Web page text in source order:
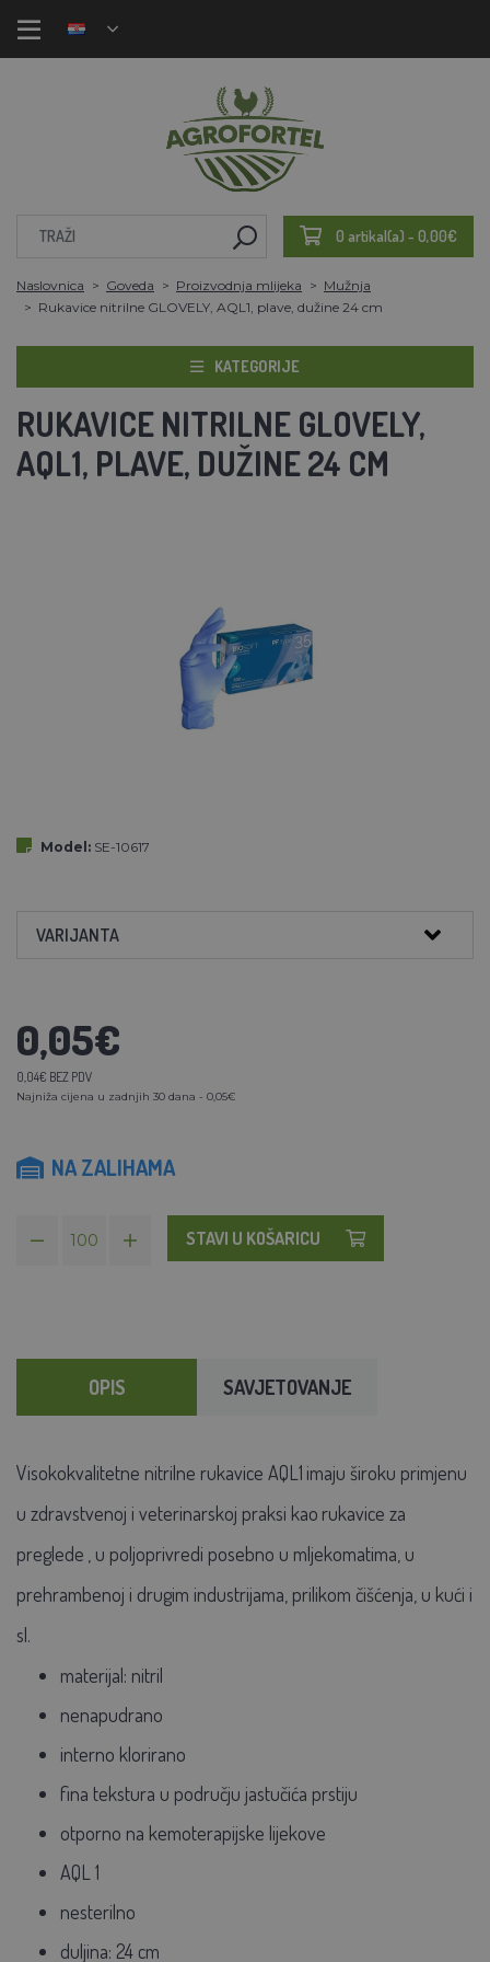
0 artikal(a) - 0,00€
Naslovnica Goveda Proizvodnja mlijeka
Mužnja
Rukavice nitrilne GLOVELY, AQL1, plave, dužine 24 cm
KATEGORIJE
RUKAVICE NITRILNE GLOVELY,
AQL1, PLAVE, DUŽINE 24 CM
Model: SE-10617
VARIJANTA
0,05€
0,04€ BEZ PDV
Najniža cijena u zadnjih 30 dana - 0,05€
NA ZALIHAMA
STAVI U KOŠARICU
OPIS SAVJETOVANJE
Visokokvalitetne nitrilne rukavice AQL1 imaju široku primjenu
u zdravstvenoj i veterinarskoj praksi kao rukavice za
preglede , u poljoprivredi posebno u mljekomatima, u
prehrambenoj i drugim industrijama, prilikom čišćenja, u kući i
sl.
materijal: nitril
nenapudrano
interno klorirano
fina tekstura u području jastučića prstiju
otporno na kemoterapijske lijekove
AQL 1
nesterilno
duljina: 24 cm